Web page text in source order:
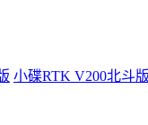
小碟RTK V200北斗版